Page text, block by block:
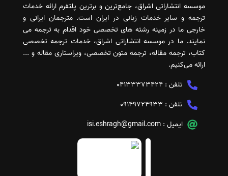
موسسه انتشاراتی اشراق، جامع‌ترین و برترین پلتفرم ارائه خدمات
ترجمه و سایر خدمات زبانی در ایران است. مترجمان ایرانی و
خارجی ما در زمینه رشته های تخصصی خود اقدام به ترجمه می
نمایند. ما در موسسه انتشاراتی اشراق، خدمات ترجمه تخصصی
کتاب، ترجمه مقاله، ترجمه متون تخصصی، ویراستاری مقاله و ...
ارائه می‌کنیم.
تلفن : 04133373424
تلفن : 09149724933
ایمیل : isi.eshragh@gmail.com